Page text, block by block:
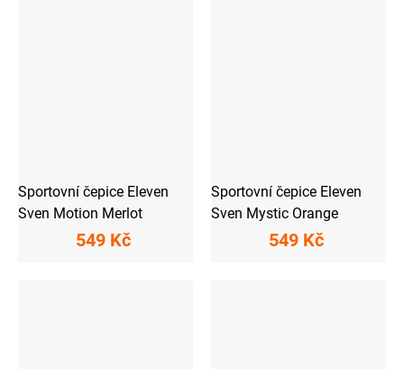
Sportovní čepice Eleven
Sven Motion Merlot
549 Kč
Sportovní čepice Eleven
Sven Mystic Orange
549 Kč